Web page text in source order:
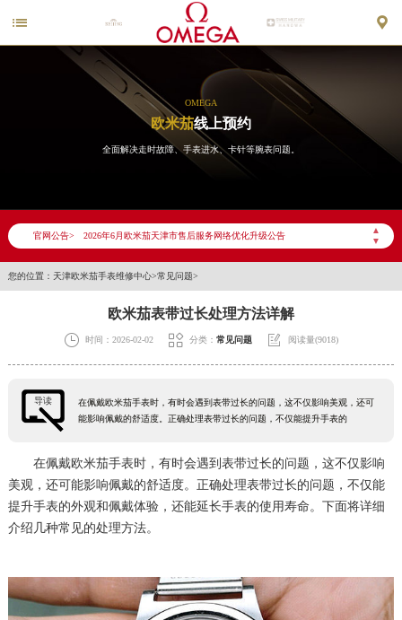
 
OMEGA
欧米茄线上预约
全面解决走时故障、手表进水、卡针等腕表问题。
官网公告>
▲
▼
2026年6月欧米茄天津市售后服务网络优化升级公告
2026年6月天津市欧米茄官方售后客户服务热线：400-877-2083
您的位置： 天津欧米茄手表维修中心>常见问题>
欧米茄表带过长处理方法详解
 时间：2026-02-02  分类： 常见问题  阅读量(9018)
导读
在佩戴欧米茄手表时，有时会遇到表带过长的问题，这不仅影响美观，还可
能影响佩戴的舒适度。正确处理表带过长的问题，不仅能提升手表的
在佩戴欧米茄手表时，有时会遇到表带过长的问题，这不仅影响
美观，还可能影响佩戴的舒适度。正确处理表带过长的问题，不仅能
提升手表的外观和佩戴体验，还能延长手表的使用寿命。下面将详细
介绍几种常见的处理方法。